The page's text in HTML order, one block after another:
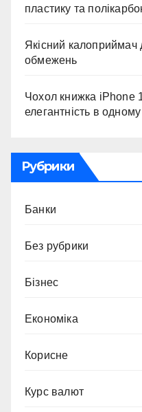
пластику та
Якісний калоприймач
обмежень
Чохол книжка iPhone
елегантність в
Рубрики
Банки
Без рубрики
Бізнес
Економіка
Корисне
Курс валют